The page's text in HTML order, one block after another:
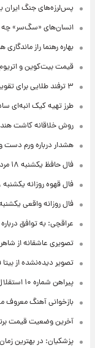
پس‌لرزه‌های جنگ ایران
انسان‌های «سگ‌سر» چه
بهاره رهنما راز
قیمت بیت‌کوین و اتریوم امروز
۳ ترفند طلایی برای تقویت عضلات بدن
طرز تهیه کیک انبه‌ای
روش خلاقانه کاشت
هشدار درباره ورم دست
فال حافظ یکشنبه ۱۸ مرداد ماه ۱۴۰۵
فال قهوه روزانه یکشنبه ۱۸ مرداد ماه ۱۴۰۵
فال روزانه واقعی یکشنبه ۱۸ مرداد
عراقچی: به توافق
تصویری عاشقانه از
تصویر دیده‌نشده از
پیراهن شماره ۱۰ استقلال به جانشین رامین رضاییان رسید + عکس
بازخوانی آهنگ معروف
آخرین وضعیت قیمت
پزشکیان: در بهترین